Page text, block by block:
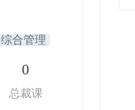
综合管理
0
总裁课